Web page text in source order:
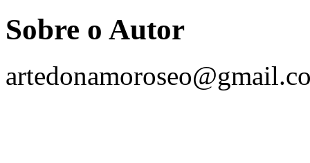
Sobre o Autor